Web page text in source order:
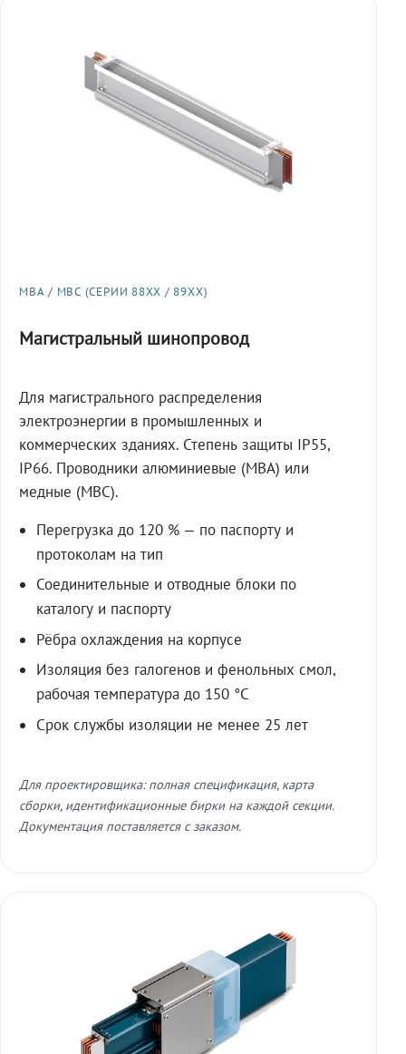
МВА / МВС (СЕРИИ 88XX / 89XX)
Магистральный шинопровод
Для магистрального распределения
электроэнергии в промышленных и
коммерческих зданиях. Степень защиты IP55,
IP66. Проводники алюминиевые (МВА) или
медные (МВС).
Перегрузка до 120 % — по паспорту и
протоколам на тип
Соединительные и отводные блоки по
каталогу и паспорту
Рёбра охлаждения на корпусе
Изоляция без галогенов и фенольных смол,
рабочая температура до 150 °C
Срок службы изоляции не менее 25 лет
Для проектировщика: полная спецификация, карта
сборки, идентификационные бирки на каждой секции.
Документация поставляется с заказом.